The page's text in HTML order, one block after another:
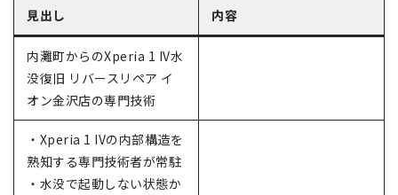
見出し 内容
内灘町からのXperia 1 IV水
没復旧 リバースリペア イ
オン金沢店の専門技術
・Xperia 1 IVの内部構造を
熟知する専門技術者が常駐
・水没で起動しない状態か